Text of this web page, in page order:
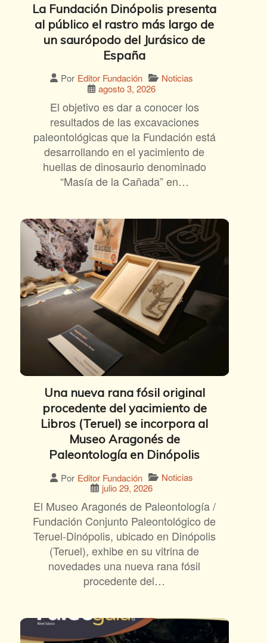
La Fundación Dinópolis presenta
al público el rastro más largo de
un saurópodo del Jurásico de
España
Por Editor Fundación
Noticias
agosto 3, 2026
El objetivo es dar a conocer los
resultados de las excavaciones
paleontológicas que la Fundación está
desarrollando en el yacimiento de
huellas de dinosaurio denominado
“Masía de la Cañada” en…
Una nueva rana fósil original
procedente del yacimiento de
Libros (Teruel) se incorpora al
Museo Aragonés de
Paleontología en Dinópolis
Por Editor Fundación
Noticias
julio 29, 2026
El Museo Aragonés de Paleontología /
Fundación Conjunto Paleontológico de
Teruel-Dinópolis, ubicado en Dinópolis
(Teruel), exhibe en su vitrina de
novedades una nueva rana fósil
procedente del…